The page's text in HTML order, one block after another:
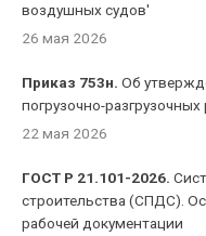
воздушных судов'
26 мая 2026
Приказ 753н. Об
погрузочно-
22 мая 2026
ГОСТ Р 21.101-2026.
строительства (СПДС).
рабочей документации